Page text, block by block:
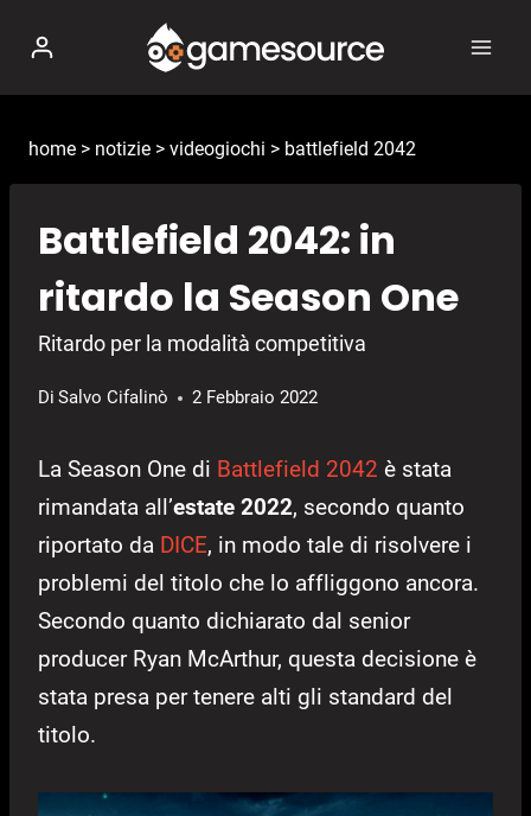
contenuto
home > notizie > videogiochi > battlefield 2042
Battlefield 2042: in
ritardo la Season One
Ritardo per la modalità competitiva
Di Salvo Cifalinò 2 Febbraio 2022
La Season One di Battlefield 2042 è stata
rimandata all’estate 2022, secondo quanto
riportato da DICE, in modo tale di risolvere i
problemi del titolo che lo affliggono ancora.
Secondo quanto dichiarato dal senior
producer Ryan McArthur, questa decisione è
stata presa per tenere alti gli standard del
titolo.